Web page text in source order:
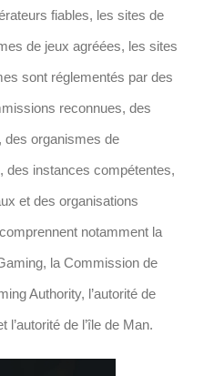
fiables, les sites de
de jeux agréées, les sites
sont réglementés par des
reconnues, des
des organismes de
des instances compétentes,
et des organisations
notamment la
la Commission de
Authority, l’autorité de
de l’île de Man.